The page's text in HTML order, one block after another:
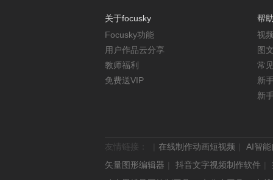
关于focusky
Focusky功能
用户作品云分享
教师福利
免费送VIP
帮
视
图
常
新
新
友情链接： 在线制作动画短视频
AI智
矢量图形编辑器
抖音文字视频制作软件